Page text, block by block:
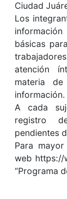
Ciudad
Los
básicas
atención
materia
información.
A cada
registro
pendientes
Para
web https://
“Programa